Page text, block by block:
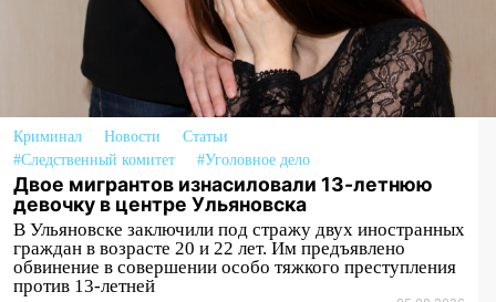
09:51
В Заволжском районе Ульяновска
загорелись промышленные отходы
В Заволжском районе Ульяновска
загорелся гаражный бокс:
эвакуировались четыре человека
09:28 В Майнском районе загорелся
дачный дом
08:28 УлГУ получит субсидию на
создание отечественного ПЦР-
Криминал Новости
Статьи
#Следственный комитет
#Уголовное дело
Двое мигрантов изнасиловали 13-летнюю
девочку в центре Ульяновска
В Ульяновске заключили под стражу двух иностранных
граждан в возрасте 20 и 22 лет. Им предъявлено
обвинение в совершении особо тяжкого преступления
против 13-летней